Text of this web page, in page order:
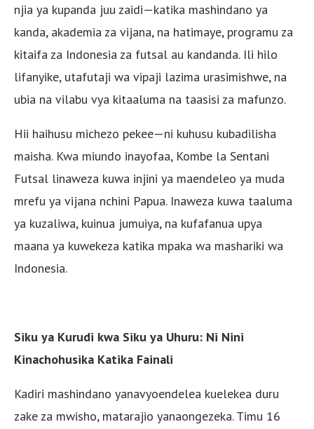
njia ya kupanda juu zaidi—katika mashindano ya
kanda, akademia za vijana, na hatimaye, programu za
kitaifa za Indonesia za futsal au kandanda. Ili hilo
lifanyike, utafutaji wa vipaji lazima urasimishwe, na
ubia na vilabu vya kitaaluma na taasisi za mafunzo.
Hii haihusu michezo pekee—ni kuhusu kubadilisha
maisha. Kwa miundo inayofaa, Kombe la Sentani
Futsal linaweza kuwa injini ya maendeleo ya muda
mrefu ya vijana nchini Papua. Inaweza kuwa taaluma
ya kuzaliwa, kuinua jumuiya, na kufafanua upya
maana ya kuwekeza katika mpaka wa mashariki wa
Indonesia.
Siku ya Kurudi kwa Siku ya Uhuru: Ni Nini
Kinachohusika Katika Fainali
Kadiri mashindano yanavyoendelea kuelekea duru
zake za mwisho, matarajio yanaongezeka. Timu 16